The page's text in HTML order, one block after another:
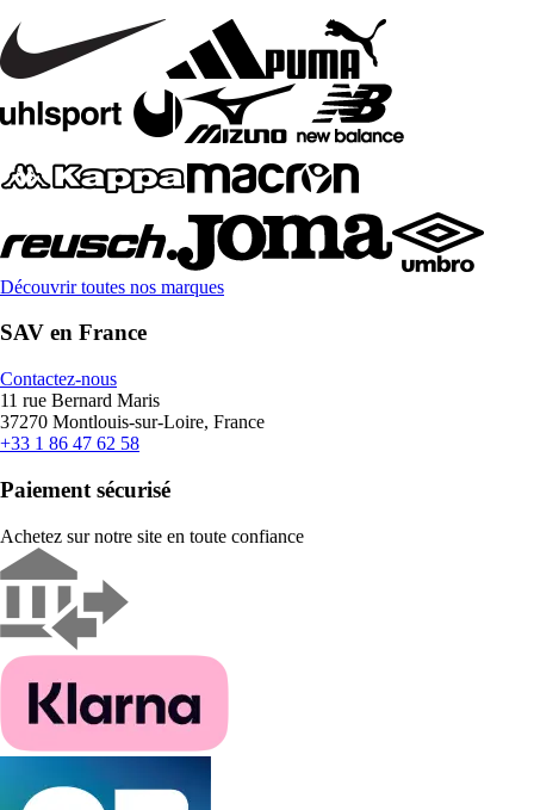
Découvrir toutes nos marques
SAV en France
Contactez-nous
11 rue Bernard Maris
37270 Montlouis-sur-Loire, France
+33 1 86 47 62 58
Paiement sécurisé
Achetez sur notre site en toute confiance